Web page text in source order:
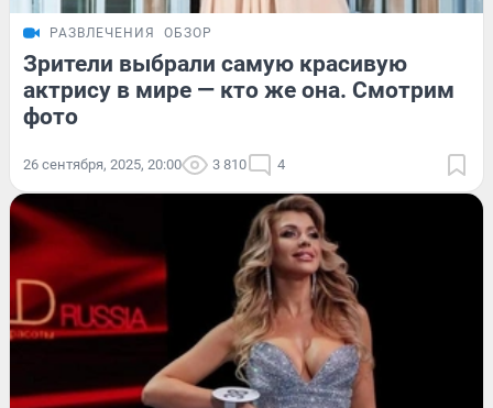
РАЗВЛЕЧЕНИЯ ОБЗОР
Зрители выбрали самую красивую
актрису в мире — кто же она. Смотрим
фото
26 сентября, 2025, 20:00 3 810 4